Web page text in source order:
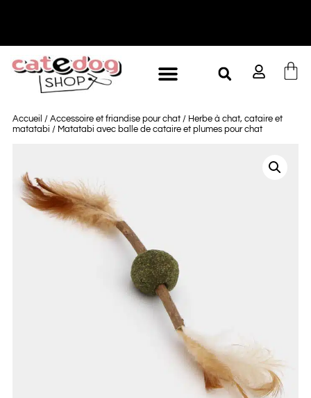
Accueil / Accessoire et friandise pour chat/ Herbe à chat, cataire et
matatabi / Matatabi avec balle de cataire et plumes pour chat